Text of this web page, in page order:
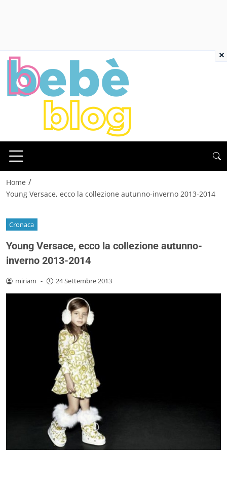
Home /
Young Versace, ecco la collezione autunno-inverno 2013-2014
Cronaca
Young Versace, ecco la collezione autunno-
inverno 2013-2014
miriam - 24 Settembre 2013
×